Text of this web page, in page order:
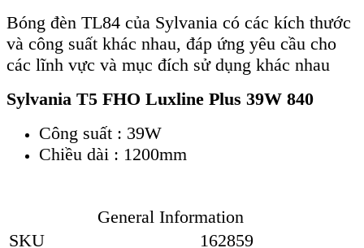
Bóng đèn TL84 của Sylvania có các kích thước
và công suất khác nhau, đáp ứng yêu cầu cho
các lĩnh vực và mục đích sử dụng khác nhau
Sylvania T5 FHO Luxline Plus 39W 840
Công suất : 39W
Chiều dài : 1200mm
General Information
SKU
162859